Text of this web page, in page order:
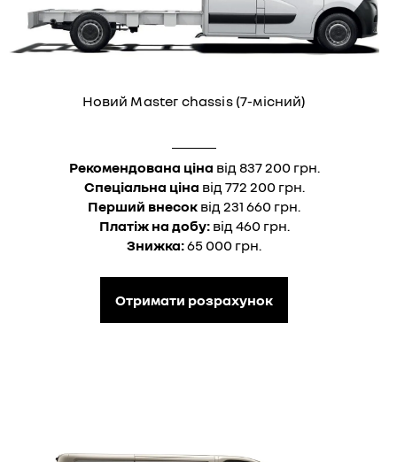
Новий Master chassis (7-місний)
Рекомендована ціна від 837 200 грн.
Спеціальна ціна від 772 200 грн.
Перший внесок від 231 660 грн.
Платіж на добу:від 460 грн.
Знижка:65 000 грн.
Отримати розрахунок